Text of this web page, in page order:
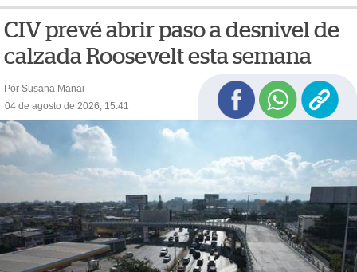
CIV prevé abrir paso a desnivel de
calzada Roosevelt esta semana
Por Susana Manai
04 de agosto de 2026, 15:41